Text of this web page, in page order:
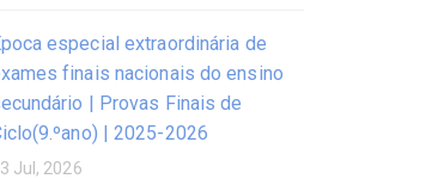
especial extraordinária de
finais nacionais do ensino
| Provas Finais de
| 2025-2026
Jul, 2026